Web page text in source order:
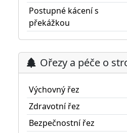
Postupné kácení s
překážkou
Ořezy a péče o
Výchovný řez
Zdravotní řez
Bezpečnostní řez